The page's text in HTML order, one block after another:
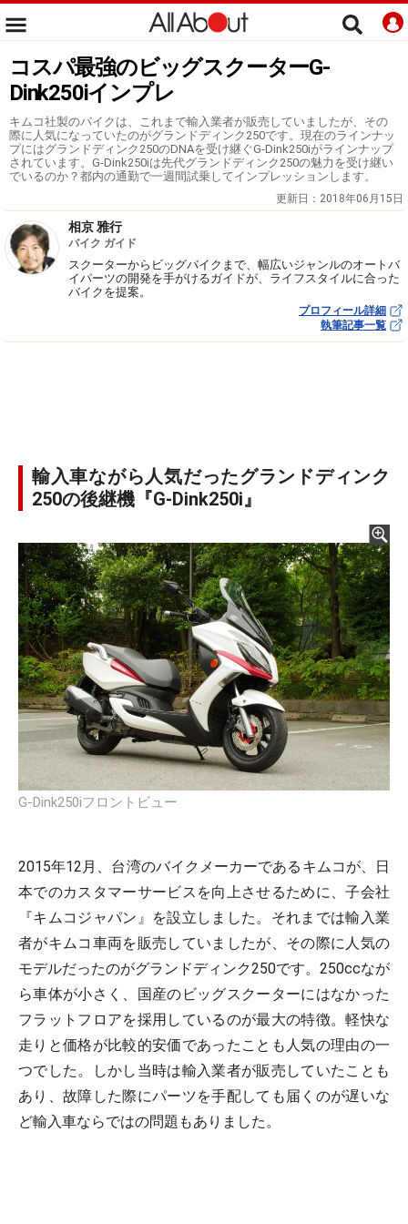
コスパ最強のビッグスクーターG-
Dink250iインプレ
キムコ社製のバイクは、これまで輸入業者が販売していましたが、その
際に人気になっていたのがグランドディンク250です。現在のラインナッ
プにはグランドディンク250のDNAを受け継ぐG-Dink250iがラインナップ
されています。G-Dink250iは先代グランドディンク250の魅力を受け継い
でいるのか？都内の通勤で一週間試乗してインプレッションします。
更新日： 2018年06月15日
相京 雅行
バイク ガイド
スクーターからビッグバイクまで、幅広いジャンルのオートバ
イパーツの開発を手がけるガイドが、ライフスタイルに合った
バイクを提案。
プロフィール詳細
執筆記事一覧
輸入車ながら人気だったグランドディンク
250の後継機『G-Dink250i』
G-Dink250iフロントビュー
2015年12月、台湾のバイクメーカーであるキムコが、日
本でのカスタマーサービスを向上させるために、子会社
『キムコジャパン』を設立しました。それまでは輸入業
者がキムコ車両を販売していましたが、その際に人気の
モデルだったのがグランドディンク250です。250ccなが
ら車体が小さく、国産のビッグスクーターにはなかった
フラットフロアを採用しているのが最大の特徴。軽快な
走りと価格が比較的安価であったことも人気の理由の一
つでした。しかし当時は輸入業者が販売していたことも
あり、故障した際にパーツを手配しても届くのが遅いな
ど輸入車ならではの問題もありました。